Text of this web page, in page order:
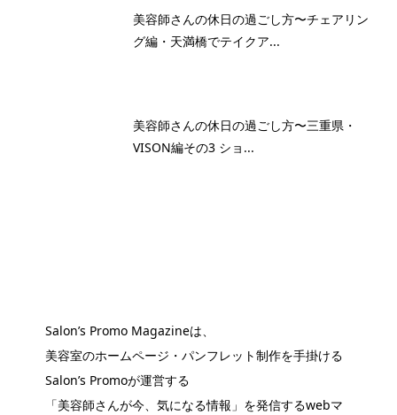
美容師さんの休日の過ごし方〜チェアリン
グ編・天満橋でテイクア...
美容師さんの休日の過ごし方〜三重県・
VISON編その3 ショ...
Salon’s Promo Magazineは、
美容室のホームページ・パンフレット制作を手掛ける
Salon’s Promoが運営する
「美容師さんが今、気になる情報」を発信するwebマ